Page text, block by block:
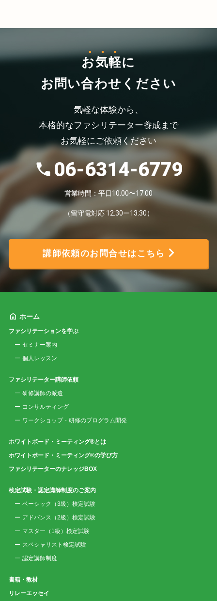
お気軽に
お問い合わせください
気軽な体験から、
本格的なファシリテーター養成まで
お気軽にご依頼ください
06-6314-6779
営業時間：平日10:00〜17:00
（留守電対応 12:30ー13:30）
講師依頼のお問合せはこちら
ホーム
ファシリテーションを学ぶ
セミナー案内
個人レッスン
ファシリテーター講師依頼
研修講師の派遣
コンサルティング
ワークショップ・研修のプログラム開発
ホワイトボード・ミーティング®とは
ホワイトボード・ミーティング®の学び方
ファシリテーターのナレッジBOX
検定試験・認定講師制度のご案内
ベーシック（3級）検定試験
アドバンス（2級）検定試験
マスター（1級）検定試験
スペシャリスト検定試験
認定講師制度
書籍・教材
リレーエッセイ